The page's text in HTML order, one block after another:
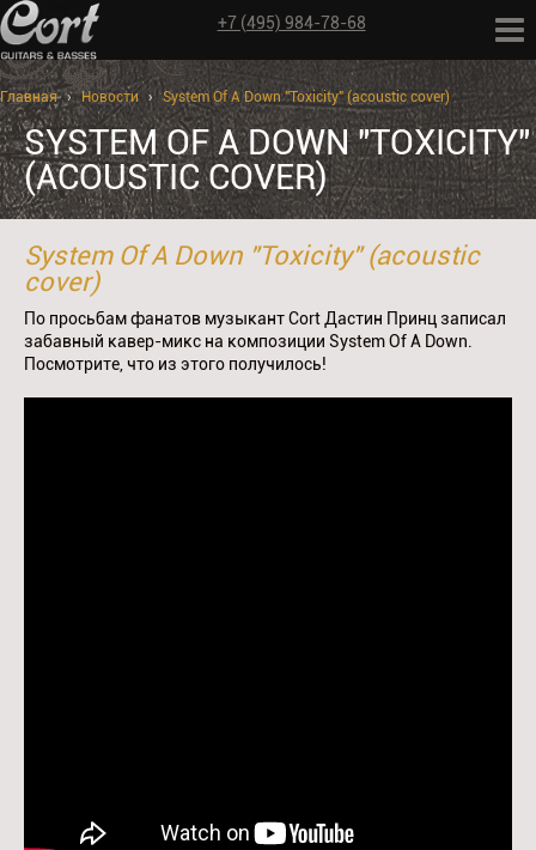
+7 (495) 984-78-68
Главная › Новости › System Of A Down "Toxicity" (acoustic cover)
SYSTEM OF A DOWN "TOXICITY"
(ACOUSTIC COVER)
System Of A Down "Toxicity" (acoustic
cover)
По просьбам фанатов музыкант Cort Дастин Принц записал
забавный кавер-микс на композиции System Of A Down.
Посмотрите, что из этого получилось!